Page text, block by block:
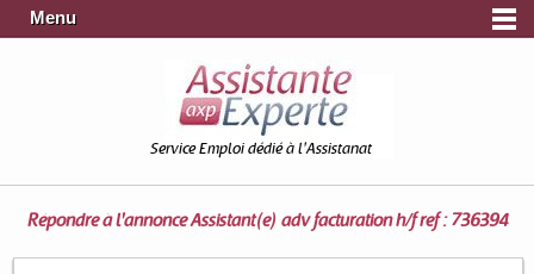
Menu
Service Emploi dédié à l'Assistanat
Répondre à l'annonceAssistant(e) adv facturation h/f ref : 736394